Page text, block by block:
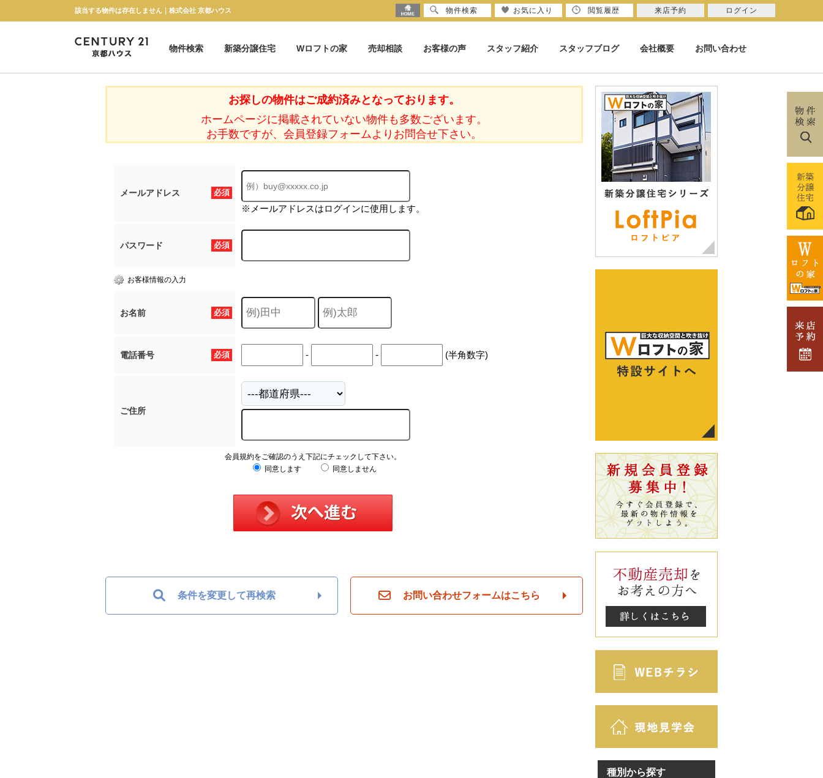
該当する物件は存在しません｜株式会社 京都ハウス
物件検索
新築分譲住宅 Wロフトの家 売却相談 お客様の声 スタッフ紹介 スタッフブログ 会社概要 お問い合わせ
お探しの物件はご成約済みとなっております。
ホームページに掲載されていない物件も多数ございます。
お手数ですが、会員登録フォームよりお問合せ下さい。
必須
メールアドレス
※メールアドレスはログインに使用します。
必須
パスワード
お客様情報の入力
必須
お名前
必須
電話番号 - - (半角数字)
ご住所
会員規約をご確認のうえ下記にチェックして下さい。
同意します
同意しません
条件を変更して再検索 お問い合わせフォームはこちら
種別から探す
物件検索 お気に入り 閲覧履歴 来店予約 ログイン